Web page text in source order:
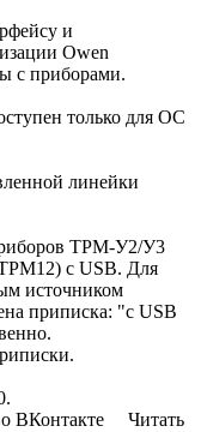
и
Owen
с приборами.
только для ОС
линейки
ТРМ-У2/У3
с USB. Для
источником
приписка: "с USB
ВКонтакте Читать